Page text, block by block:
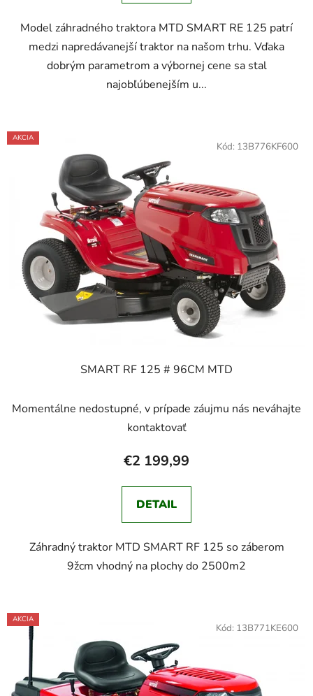
Model záhradného traktora MTD SMART RE 125 patrí
medzi napredávanejší traktor na našom trhu. Vďaka
dobrým parametrom a výbornej cene sa stal
najobľúbenejším u...
AKCIA
SMART RF 125 # 96CM MTD
Momentálne nedostupné, v prípade záujmu nás neváhajte
kontaktovať
€2 199,99
DETAIL
Záhradný traktor MTD SMART RF 125 so záberom
9žcm vhodný na plochy do 2500m2
Kód: 13B776KF600
AKCIA
Kód: 13B771KE600